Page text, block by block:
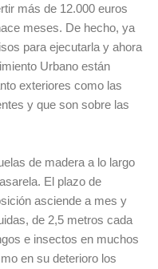
más de 12.000 euros
meses. De hecho, ya
para ejecutarla y ahora
Urbano están
exteriores como las
y que son sobre las
de madera a lo largo
El plazo de
asciende a mes y
de 2,5 metros cada
e insectos en muchos
en su deterioro los